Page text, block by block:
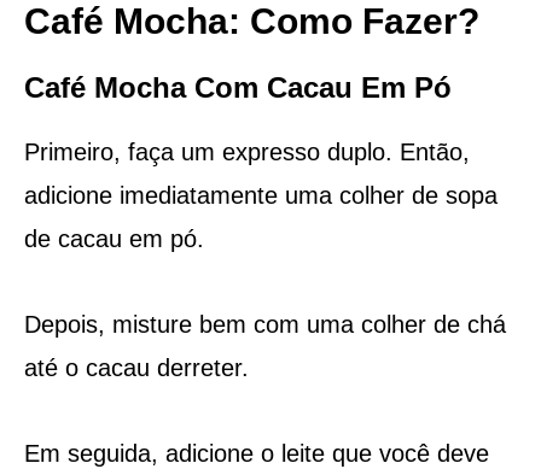
Café Mocha: Como Fazer?
Café Mocha Com Cacau Em Pó
Primeiro, faça um expresso duplo. Então,
adicione imediatamente uma colher de sopa
de cacau em pó.
Depois, misture bem com uma colher de chá
até o cacau derreter.
Em seguida, adicione o leite que você deve